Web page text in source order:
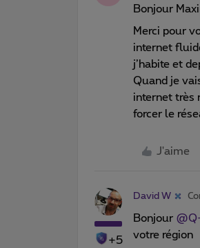
Bonjour
Merci pour
internet
j’habite et
Quand je
internet très
forcer le
J'aime
+5
David W
Bonjour
votre région